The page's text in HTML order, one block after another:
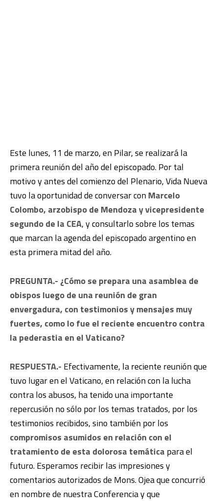
Este lunes, 11 de marzo, en Pilar, se realizará la
primera reunión del año del episcopado. Por tal
motivo y antes del comienzo del Plenario, Vida Nueva
tuvo la oportunidad de conversar conMarcelo
Colombo, arzobispo de Mendoza y vicepresidente
segundo de la CEA, y consultarlo sobre los temas
que marcan la agenda del episcopado argentino en
esta primera mitad del año.
PREGUNTA.- ¿Cómo se prepara una asamblea de
obispos luego de una reunión de gran
envergadura, con testimonios y mensajes muy
fuertes, como lo fue el reciente encuentro contra
la pederastia en el Vaticano?
RESPUESTA.- Efectivamente, la reciente reunión que
tuvo lugar en el Vaticano, en relación con la lucha
contra los abusos, ha tenido una importante
repercusión no sólo por los temas tratados, por los
testimonios recibidos, sino también por los
compromisos asumidos en relación con el
tratamiento de esta dolorosa temática para el
futuro. Esperamos recibir las impresiones y
comentarios autorizados de Mons. Ojea que concurrió
en nombre de nuestra Conferencia y que